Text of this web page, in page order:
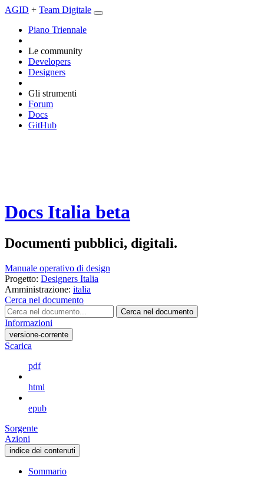
AGID + Team Digitale
Piano Triennale
Le community
Developers
Designers
Gli strumenti
Forum
Docs
GitHub
Docs Italia beta
Documenti pubblici, digitali.
Manuale operativo di design
Progetto: Designers Italia
Amministrazione: italia
Cerca nel documento
Cerca nel documento
Informazioni
versione-corrente
Scarica
pdf
html
epub
Sorgente
Azioni
indice dei contenuti
Sommario